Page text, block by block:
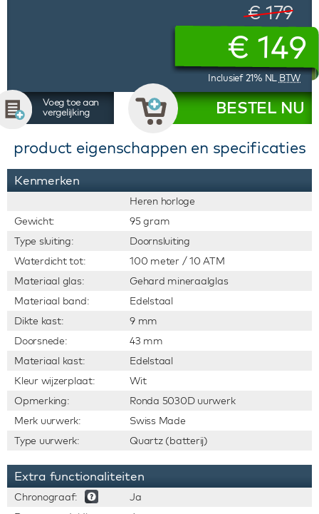
€ 179
€149
Inclusief 21% NL BTW
Voeg toe aan
vergelijking
BESTEL NU
product eigenschappen en specificaties
Kenmerken
Heren horloge
Gewicht:
95 gram
Type sluiting:
Doornsluiting
Waterdicht tot:
100 meter / 10 ATM
Materiaal glas:
Gehard mineraalglas
Materiaal band:
Edelstaal
Dikte kast:
9 mm
Doorsnede:
43 mm
Materiaal kast:
Edelstaal
Kleur wijzerplaat:
Wit
Opmerking:
Ronda 5030D uurwerk
Merk uurwerk:
Swiss Made
Type uurwerk:
Quartz (batterij)
Extra functionaliteiten
Chronograaf:
Ja